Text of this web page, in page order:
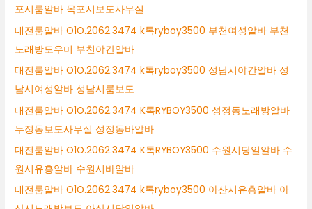
포시룸알바 목포시보도사무실
대전룸알바 O1O.2062.3474 k톡ryboy3500 부천여성알바 부천
노래방도우미 부천야간알바
대전룸알바 O1O.2062.3474 k톡ryboy3500 성남시야간알바 성
남시여성알바 성남시룸보도
대전룸알바 O1O.2062.3474 K톡RYBOY3500 성정동노래방알바
두정동보도사무실 성정동바알바
대전룸알바 O1O.2062.3474 K톡RYBOY3500 수원시당일알바 수
원시유흥알바 수원시바알바
대전룸알바 O1O.2062.3474 k톡ryboy3500 아산시유흥알바 아